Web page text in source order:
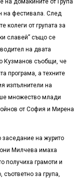
на домакините от Група
на фестивала. След
колеги от групата за
славей” също се
на двата
Кузманов съобщи, че
програма, а техните
изпълнители на
множество млади
от София и Мирена
заседание на журито
Милчева имаха
получиха грамоти и
за група,